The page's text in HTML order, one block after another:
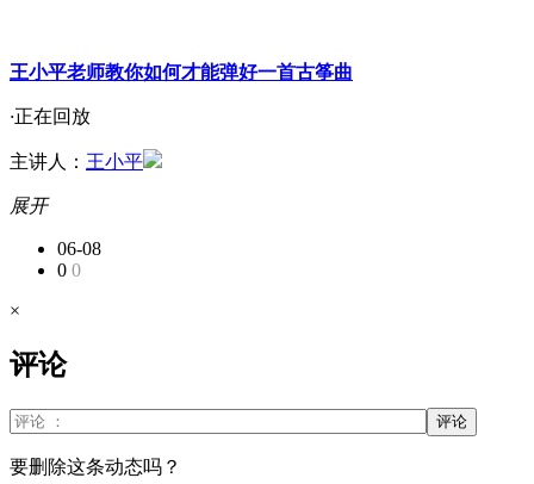
王小平老师教你如何才能弹好一首古筝曲
·正在回放
主讲人： 王小平
展开
06-08
0 0
×
评论
评论
要删除这条动态吗？